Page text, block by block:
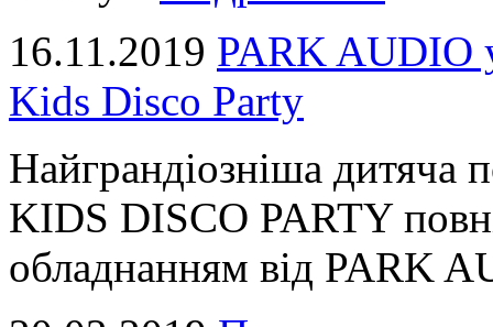
16.11.2019 PARK AUDIO
Kids Disco Party
Найграндіозніша дитяча
KIDS DISCO PARTY
обладнанням від PARK